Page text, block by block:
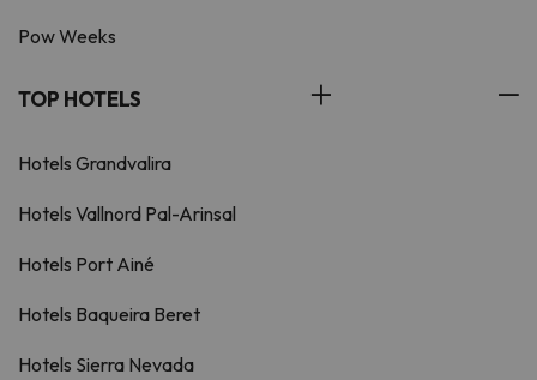
Pow Weeks
TOP HOTELS
Hotels Grandvalira
Hotels Vallnord Pal-Arinsal
Hotels Port Ainé
Hotels Baqueira Beret
Hotels Sierra Nevada